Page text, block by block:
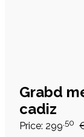
Grabd
cadiz
Price: 299 ,50